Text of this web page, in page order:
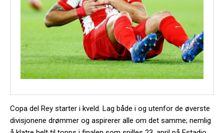
Copa del Rey starter i kveld. Lag både i og utenfor de øverste
divisjonene drømmer og aspirerer alle om det samme; nemlig